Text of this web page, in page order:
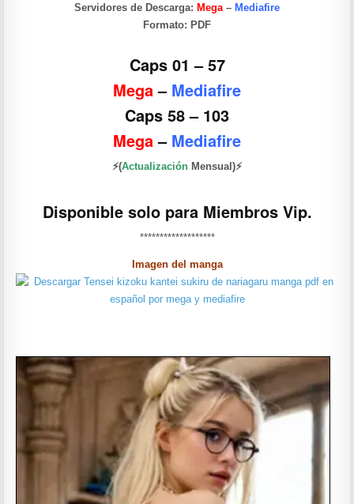
Servidores de Descarga: Mega – Mediafire
Formato: PDF
Caps 01 – 57
Mega – Mediafire
Caps 58 – 103
Mega – Mediafire
⚡(Actualización Mensual)⚡
Disponible solo para Miembros Vip.
*******************
Imagen del manga